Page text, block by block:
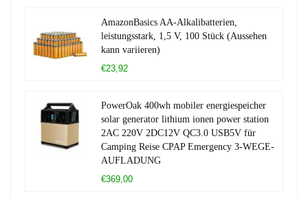
AmazonBasics AA-Alkalibatterien,
leistungsstark, 1,5 V, 100 Stück (Aussehen
kann variieren)
€23,92
PowerOak 400wh mobiler energiespeicher
solar generator lithium ionen power station
2AC 220V 2DC12V QC3.0 USB5V für
Camping Reise CPAP Emergency 3-WEGE-
AUFLADUNG
€369,00